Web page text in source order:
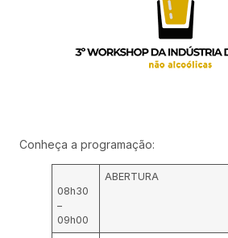
Conheça a programação:
08h30
–
09h00
ABERTURA